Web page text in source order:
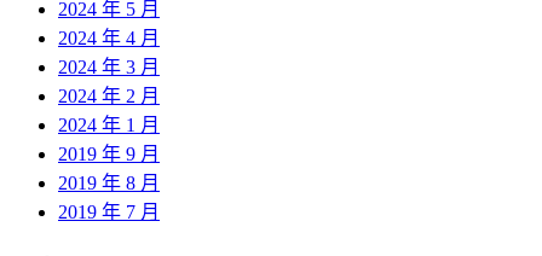
2024 年 5 月
2024 年 4 月
2024 年 3 月
2024 年 2 月
2024 年 1 月
2019 年 9 月
2019 年 8 月
2019 年 7 月